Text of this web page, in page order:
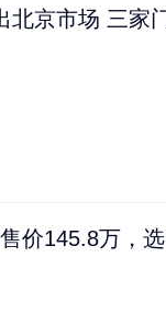
北京市场 三家
价145.8万，